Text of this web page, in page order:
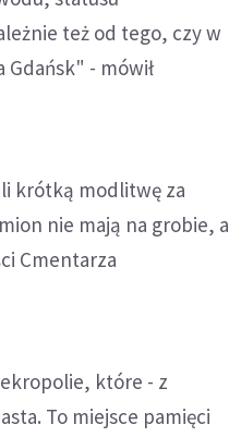
też od tego, czy w
- mówił
krótką modlitwę za
nie mają na grobie, a
Cmentarza
które - z
To miejsce pamięci